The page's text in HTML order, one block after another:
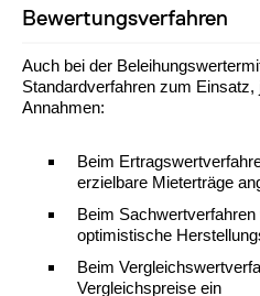
Bewertungsverfahren
Auch bei der
Standardverfahren zum
Annahmen:
Beim
erzielbare Mieterträge
Beim
optimistische
Beim
Vergleichspreise ein